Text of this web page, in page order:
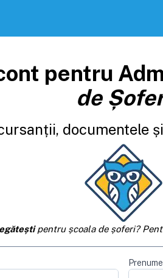
pentru
de
documentele
pentru școala de șoferi?
Prenume